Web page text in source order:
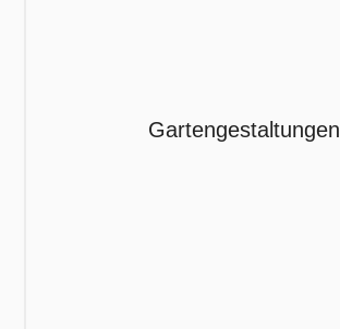
Gartengestaltungen